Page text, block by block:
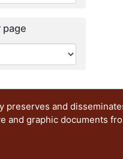
page
preserves and
and graphic documents